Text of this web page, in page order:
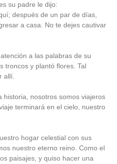
su padre le dijo:
después de un par de días,
a casa. No te dejes cautivar
a las palabras de su
troncos y plantó flores. Tal
allí.
historia, nosotros somos viajeros
terminará en el cielo, nuestro
hogar celestial con sus
nuestro eterno reino. Como el
paisajes, y quiso hacer una